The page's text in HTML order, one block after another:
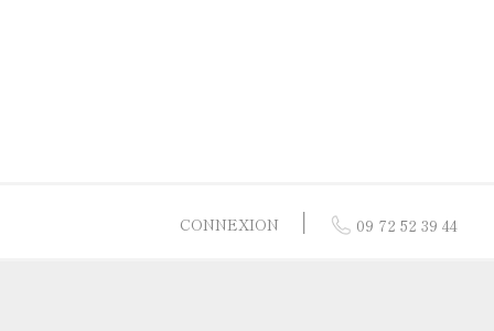
CONNEXION │ 09 72 52 39 44